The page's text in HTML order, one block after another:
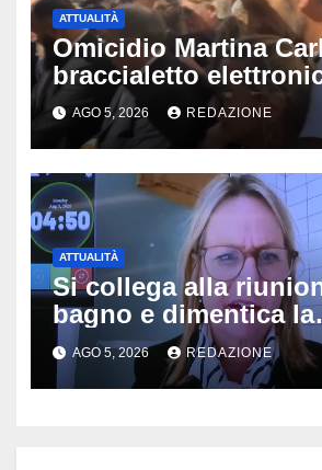
ATTUALITÀ
Omicidio Martina
braccialetto
genitori della
potranno avvicinarsi
famiglia di Alessio
AGO 5, 2026 REDAZIONE
ATTUALITÀ
Si collega alla
bagno e dimentica la
telecamera accesa:
vedono il bucato, il
diventa virale
AGO 5, 2026 REDAZIONE